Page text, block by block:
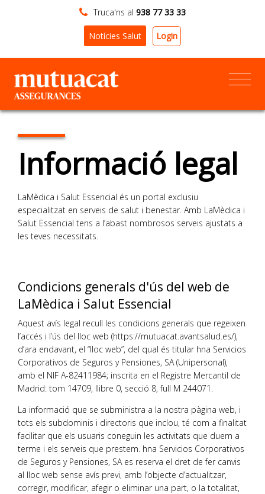
Truca'ns al 938 77 33 33
Notícies Salut Login
Informació legal
LaMèdica i Salut Essencial és un portal exclusiu
especialitzat en serveis de salut i benestar. Amb LaMèdica i
Salut Essencial tens a l’abast nombrosos serveis ajustats a
les teves necessitats.
Condicions generals d'ús del web de
LaMèdica i Salut Essencial
Aquest avís legal recull les condicions generals que regeixen
l’accés i l’ús del lloc web (https://mutuacat.avantsalud.es/),
d’ara endavant, el “lloc web”, del qual és titular hna Servicios
Corporativos de Seguros y Pensiones, SA (Unipersonal),
amb el NIF A-82411984; inscrita en el Registre Mercantil de
Madrid: tom 14709, llibre 0, secció 8, full M 244071.
La informació que se subministra a la nostra pàgina web, i
tots els subdominis i directoris que inclou, té com a finalitat
facilitar que els usuaris coneguin les activitats que duem a
terme i els serveis que prestem. hna Servicios Corporativos
de Seguros y Pensiones, SA es reserva el dret de fer canvis
al lloc web sense avís previ, amb l’objecte d’actualitzar,
corregir, modificar, afegir o eliminar una part, o la totalitat,